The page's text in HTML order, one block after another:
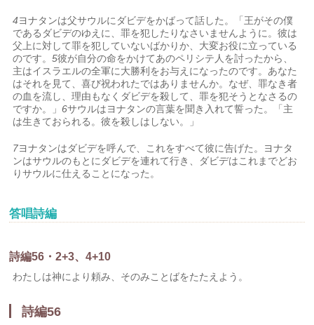
4ヨナタンは父サウルにダビデをかばって話した。「王がその僕
であるダビデのゆえに、罪を犯したりなさいませんように。彼は
父上に対して罪を犯していないばかりか、大変お役に立っている
のです。5彼が自分の命をかけてあのペリシテ人を討ったから、
主はイスラエルの全軍に大勝利をお与えになったのです。あなた
はそれを見て、喜び祝われたではありませんか。なぜ、罪なき者
の血を流し、理由もなくダビデを殺して、罪を犯そうとなさるの
ですか。」6サウルはヨナタンの言葉を聞き入れて誓った。「主
は生きておられる。彼を殺しはしない。」
7ヨナタンはダビデを呼んで、これをすべて彼に告げた。ヨナタ
ンはサウルのもとにダビデを連れて行き、ダビデはこれまでどお
りサウルに仕えることになった。
答唱詩編
詩編56・2+3、4+10
わたしは神により頼み、そのみことばをたたえよう。
詩編56